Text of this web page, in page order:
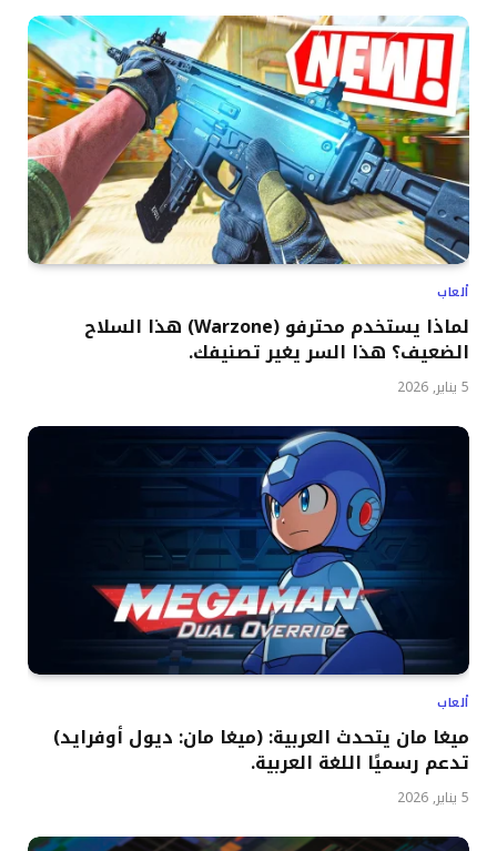
ألعاب
لماذا يستخدم محترفو (Warzone) هذا السلاح
الضعيف؟ هذا السر يغير تصنيفك.
5 يناير, 2026
ألعاب
ميغا مان يتحدث العربية: (ميغا مان: ديول أوفرايد)
تدعم رسميًا اللغة العربية.
5 يناير, 2026